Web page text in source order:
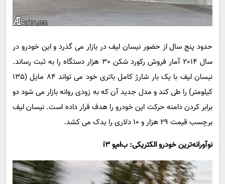
حدود پنج سال از حضور نیسان لیف در بازار می گذرد و این خودرو در
سال 2014 آمار فروش رکورد شکن 30 هزار دستگاه را به ثبت رساند.
نیسان لیف با یک بار شارژ کامل باتری خود می تواند 84 مایل (135
کیلومتر) را طی کند و مدل جدید آن که به زودی روانه بازار می شود دو
برابر کردن دامنه حرکت این خودرو را هدف قرار داده است. نیسان لیف
برچسب قیمت 29 هزار و 10 دلاری را یدک می کشد.
نوآورانه‌ترین خودرو الکتریکی: ب‌ام‌وi3